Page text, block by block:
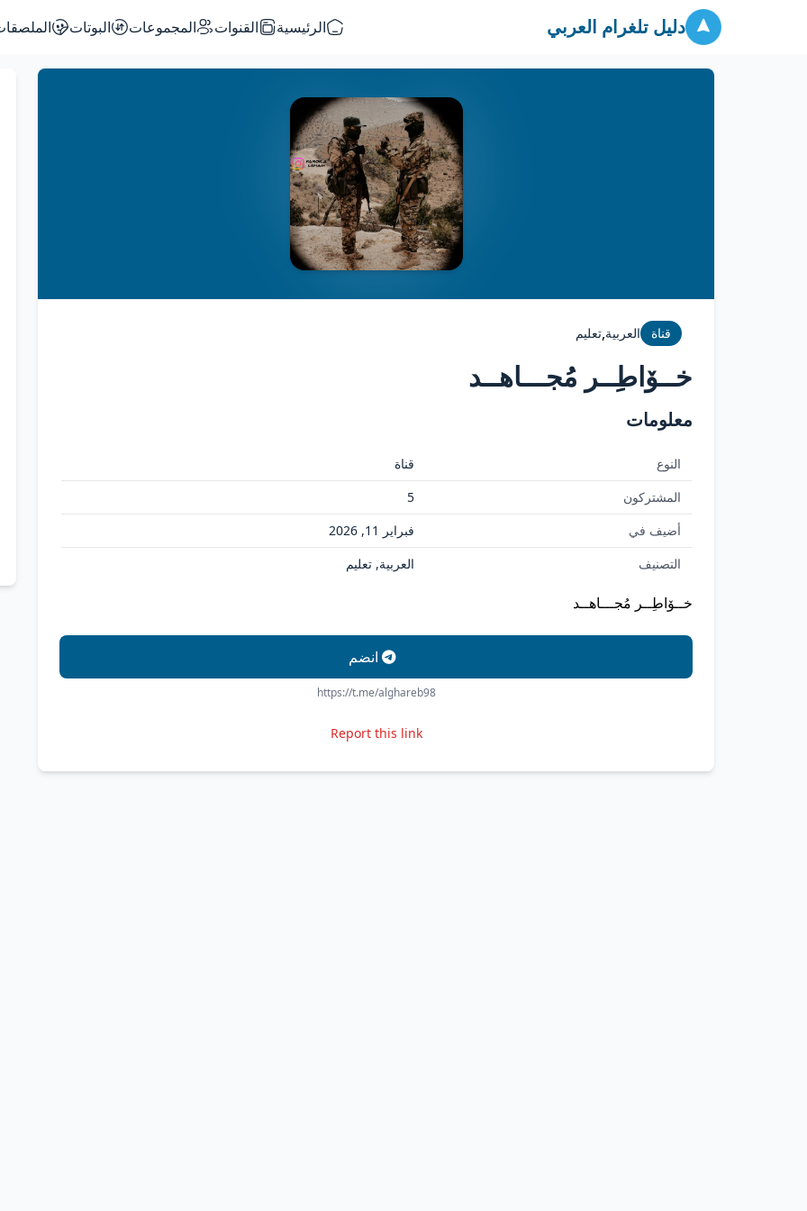
دليل تلغرام العربي الرئيسية القنوات المجموعات البوتات
قناة العربية,تعليم
خــۆاطِــر مُجـــاهــد
معلومات
النوع
قناة
المشتركون
5
أضيف في
فبراير 11, 2026
التصنيف
العربية, تعليم
خــۆاطِــر مُجـــاهــد
انضم
https://t.me/alghareb98
Report this link